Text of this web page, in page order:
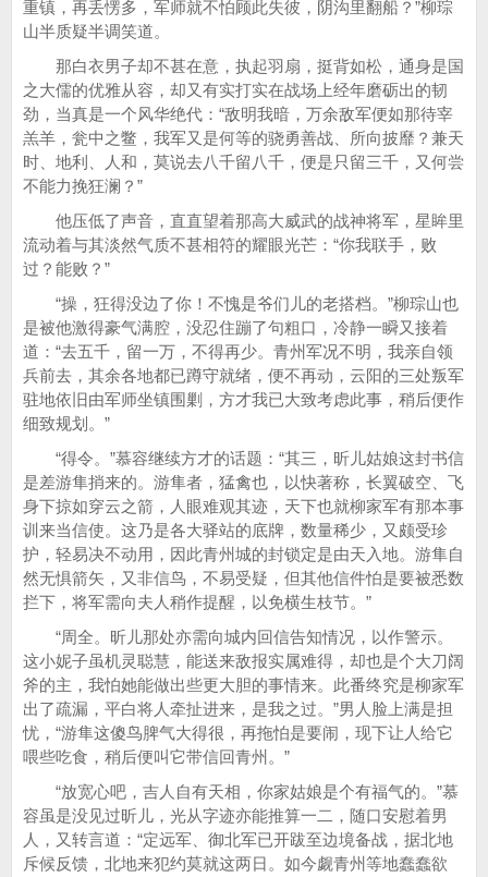
重镇，再丢愣多，军师就不怕顾此失彼，阴沟里翻船？”柳琮
山半质疑半调笑道。
那白衣男子却不甚在意，执起羽扇，挺背如松，通身是国
之大儒的优雅从容，却又有实打实在战场上经年磨砺出的韧
劲，当真是一个风华绝代：“敌明我暗，万余敌军便如那待宰
羔羊，瓮中之鳖，我军又是何等的骁勇善战、所向披靡？兼天
时、地利、人和，莫说去八千留八千，便是只留三千，又何尝
不能力挽狂澜？”
他压低了声音，直直望着那高大威武的战神将军，星眸里
流动着与其淡然气质不甚相符的耀眼光芒：“你我联手，败
过？能败？”
“操，狂得没边了你！不愧是爷们儿的老搭档。”柳琮山也
是被他激得豪气满腔，没忍住蹦了句粗口，冷静一瞬又接着
道：“去五千，留一万，不得再少。青州军况不明，我亲自领
兵前去，其余各地都已蹲守就绪，便不再动，云阳的三处叛军
驻地依旧由军师坐镇围剿，方才我已大致考虑此事，稍后便作
细致规划。”
“得令。”慕容继续方才的话题：“其三，昕儿姑娘这封书信
是差游隼捎来的。游隼者，猛禽也，以快著称，长翼破空、飞
身下掠如穿云之箭，人眼难观其迹，天下也就柳家军有那本事
训来当信使。这乃是各大驿站的底牌，数量稀少，又颇受珍
护，轻易决不动用，因此青州城的封锁定是由天入地。游隼自
然无惧箭矢，又非信鸟，不易受疑，但其他信件怕是要被悉数
拦下，将军需向夫人稍作提醒，以免横生枝节。”
“周全。昕儿那处亦需向城内回信告知情况，以作警示。
这小妮子虽机灵聪慧，能送来敌报实属难得，却也是个大刀阔
斧的主，我怕她能做出些更大胆的事情来。此番终究是柳家军
出了疏漏，平白将人牵扯进来，是我之过。”男人脸上满是担
忧，“游隼这傻鸟脾气大得很，再拖怕是要闹，现下让人给它
喂些吃食，稍后便叫它带信回青州。”
“放宽心吧，吉人自有天相，你家姑娘是个有福气的。”慕
容虽是没见过昕儿，光从字迹亦能推算一二，随口安慰着男
人，又转言道：“定远军、御北军已开跋至边境备战，据北地
斥候反馈，北地来犯约莫就这两日。如今觑青州等地蠢蠢欲